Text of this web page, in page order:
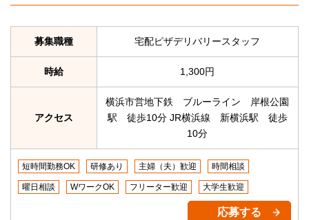
募集職種 宅配ピザデリバリースタッフ
時給 1,300円
アクセス
横浜市営地下鉄 ブルーライン 岸根公園
駅 徒歩10分 JR横浜線 新横浜駅 徒歩
10分
短時間勤務OK 研修あり 主婦（夫）歓迎 時間相談
曜日相談 WワークOK フリーター歓迎 大学生歓迎
応募する